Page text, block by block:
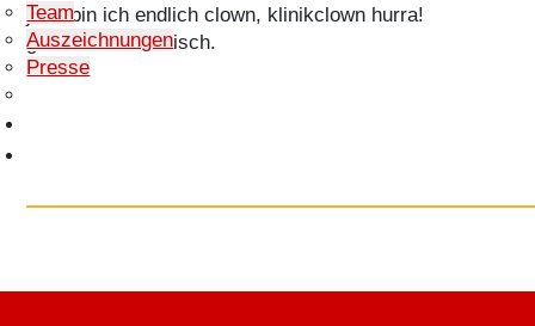
Team
Auszeichnungen
Presse
jetzt bin ich endlich clown, klinikclown hurra!
ganz schön komisch.